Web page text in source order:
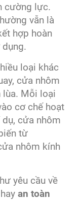
cường lực.
vẫn là
hợp hoàn
loại khác
cửa nhôm
lùa. Mỗi loại
cơ chế hoạt
cửa nhôm
từ
nhôm kính
yêu cầu về
an toàn